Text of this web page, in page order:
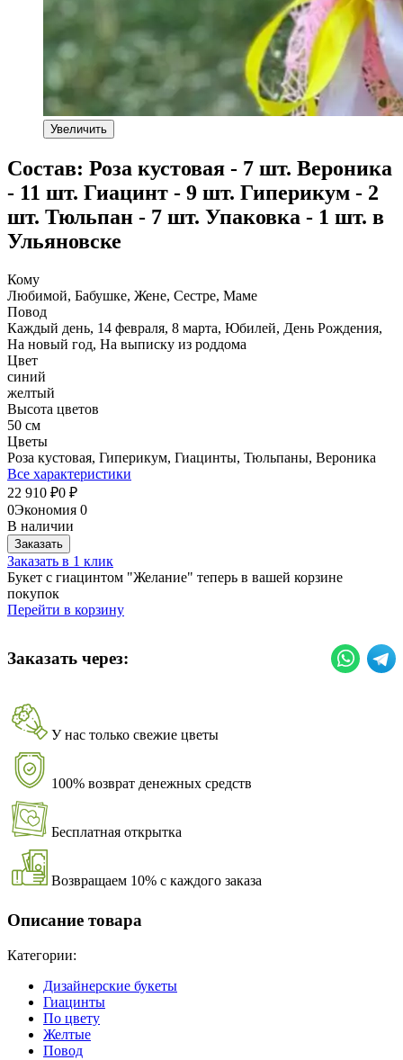
Увеличить
Состав: Роза кустовая - 7 шт. Вероника
- 11 шт. Гиацинт - 9 шт. Гиперикум - 2
шт. Тюльпан - 7 шт. Упаковка - 1 шт. в
Ульяновске
Кому
Любимой, Бабушке, Жене, Сестре, Маме
Повод
Каждый день, 14 февраля, 8 марта, Юбилей, День Рождения,
На новый год, На выписку из роддома
Цвет
синий
желтый
Высота цветов
50 см
Цветы
Роза кустовая, Гиперикум, Гиацинты, Тюльпаны, Вероника
Все характеристики
22 910 ₽0 ₽
0Экономия 0
В наличии
Заказать
Заказать в 1 клик
Букет с гиацинтом "Желание" теперь в вашей корзине
покупок
Перейти в корзину
Заказать через:
У нас только свежие цветы
100% возврат денежных средств
Бесплатная открытка
Возвращаем 10% с каждого заказа
Описание товара
Категории:
Дизайнерские букеты
Гиацинты
По цвету
Желтые
Повод